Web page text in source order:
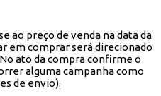
ao preço de venda na data da
em comprar será direcionado
ato da compra confirme o
alguma campanha como
de envio).